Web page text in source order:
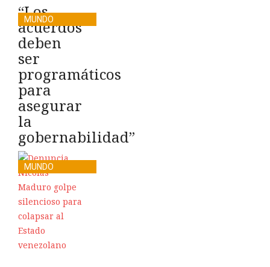
“Los
acuerdos
deben
ser
programáticos
para
asegurar
la
gobernabilidad”
MUNDO
MUNDO